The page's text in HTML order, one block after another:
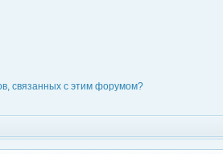
связанных с этим форумом?